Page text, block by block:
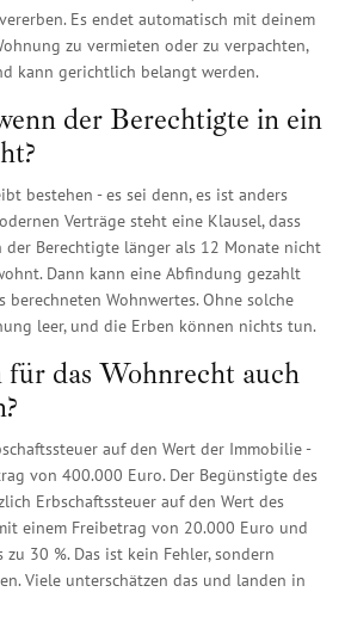
Es endet automatisch mit deinem
zu vermieten oder zu verpachten,
kann gerichtlich belangt werden.
der Berechtigte in ein
bestehen - es sei denn, es ist anders
Verträge steht eine Klausel, dass
der Berechtigte länger als 12 Monate nicht
Dann kann eine Abfindung gezahlt
berechneten Wohnwertes. Ohne solche
leer, und die Erben können nichts tun.
für das Wohnrecht auch
auf den Wert der Immobilie -
von 400.000 Euro. Der Begünstigte des
Erbschaftssteuer auf den Wert des
einem Freibetrag von 20.000 Euro und
30 %. Das ist kein Fehler, sondern
Viele unterschätzen das und landen in